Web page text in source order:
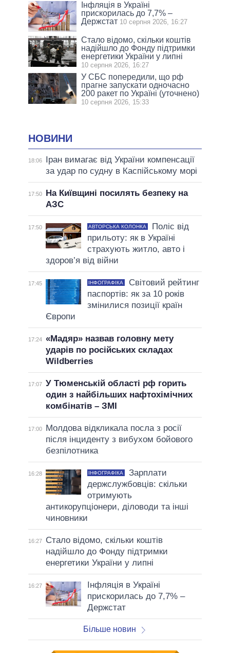
Інфляція в Україні
прискорилась до 7,7% –
Держстат 10 серпня 2026, 16:27
Стало відомо, скільки коштів
надійшло до Фонду підтримки
енергетики України у липні
10 серпня 2026, 16:27
У СБС попередили, що рф
прагне запускати одночасно
200 ракет по Україні (уточнено)
10 серпня 2026, 15:33
НОВИНИ
18:06
Іран вимагає від України компенсації
за удар по судну в Каспійському морі
17:50
На Київщині посилять безпеку на
АЗС
17:50 АВТОРСЬКА КОЛОНКА
Поліс від
прильоту: як в Україні
страхують житло, авто і
здоров’я від війни
17:45 ІНФОГРАФІКА
Світовий рейтинг
паспортів: як за 10 років
змінилися позиції країн
Європи
17:24 «Мадяр» назвав головну мету
ударів по російських складах
Wildberries
17:07 У Тюменській області рф горить
один з найбільших нафтохімічних
комбінатів – ЗМІ
17:00
Молдова відкликала посла з росії
після інциденту з вибухом бойового
безпілотника
16:28 ІНФОГРАФІКА
Зарплати
держслужбовців: скільки
отримують
антикорупціонери, діловоди та інші
чиновники
16:27
Стало відомо, скільки коштів
надійшло до Фонду підтримки
енергетики України у липні
16:27
Інфляція в Україні
прискорилась до 7,7% –
Держстат
Більше новин